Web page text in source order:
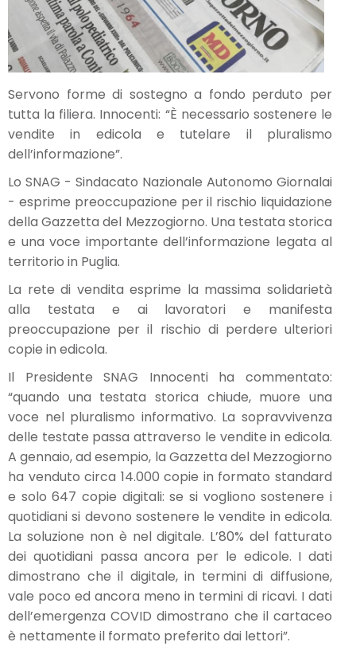
Servono forme di sostegno a fondo perduto per
tutta la filiera. Innocenti: “È necessario sostenere le
vendite in edicola e tutelare il pluralismo
dell’informazione”.
Lo SNAG - Sindacato Nazionale Autonomo Giornalai
- esprime preoccupazione per il rischio liquidazione
della Gazzetta del Mezzogiorno. Una testata storica
e una voce importante dell’informazione legata al
territorio in Puglia.
La rete di vendita esprime la massima solidarietà
alla testata e ai lavoratori e manifesta
preoccupazione per il rischio di perdere ulteriori
copie in edicola.
Il Presidente SNAG Innocenti ha commentato:
“quando una testata storica chiude, muore una
voce nel pluralismo informativo. La sopravvivenza
delle testate passa attraverso le vendite in edicola.
A gennaio, ad esempio, la Gazzetta del Mezzogiorno
ha venduto circa 14.000 copie in formato standard
e solo 647 copie digitali: se si vogliono sostenere i
quotidiani si devono sostenere le vendite in edicola.
La soluzione non è nel digitale. L’80% del fatturato
dei quotidiani passa ancora per le edicole. I dati
dimostrano che il digitale, in termini di diffusione,
vale poco ed ancora meno in termini di ricavi. I dati
dell’emergenza COVID dimostrano che il cartaceo
è nettamente il formato preferito dai lettori”.